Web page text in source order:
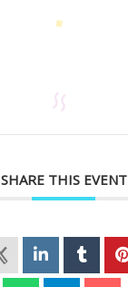
SHARE THIS EVENT